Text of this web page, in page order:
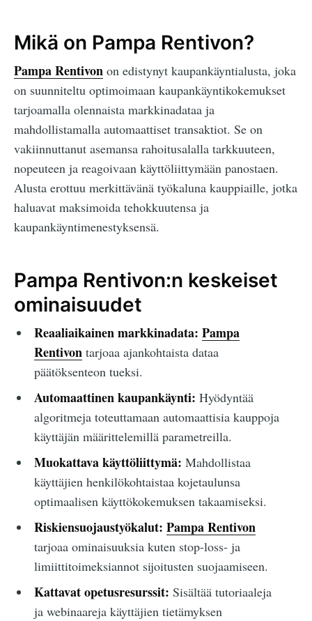
Mikä on Pampa Rentivon?
Pampa Rentivon on edistynyt kaupankäyntialusta, joka
on suunniteltu optimoimaan kaupankäyntikokemukset
tarjoamalla olennaista markkinadataa ja
mahdollistamalla automaattiset transaktiot. Se on
vakiinnuttanut asemansa rahoitusalalla tarkkuuteen,
nopeuteen ja reagoivaan käyttöliittymään panostaen.
Alusta erottuu merkittävänä työkaluna kauppiaille, jotka
haluavat maksimoida tehokkuutensa ja
kaupankäyntimenestyksensä.
Pampa Rentivon:n keskeiset
ominaisuudet
Reaaliaikainen markkinadata: Pampa
Rentivontarjoaa ajankohtaista dataa
päätöksenteon tueksi.
Automaattinen kaupankäynti: Hyödyntää
algoritmeja toteuttamaan automaattisia kauppoja
käyttäjän määrittelemillä parametreilla.
Muokattava käyttöliittymä: Mahdollistaa
käyttäjien henkilökohtaistaa kojetaulunsa
optimaalisen käyttökokemuksen takaamiseksi.
Riskiensuojaustyökalut: Pampa Rentivon
tarjoaa ominaisuuksia kuten stop-loss- ja
limiittitoimeksiannot sijoitusten suojaamiseen.
Kattavat opetusresurssit: Sisältää tutoriaaleja
ja webinaareja käyttäjien tietämyksen